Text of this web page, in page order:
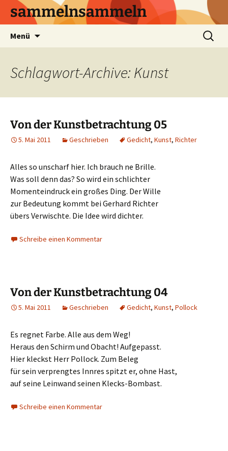
sammelnsammeln
Menü
Suchen
nach:
Schlagwort-Archive: Kunst
Von der Kunstbetrachtung 05
5. Mai 2011 Geschrieben Gedicht, Kunst, Richter
Alles so unscharf hier. Ich brauch ne Brille.
Was soll denn das? So wird ein schlichter
Momenteindruck ein großes Ding. Der Wille
zur Bedeutung kommt bei Gerhard Richter
übers Verwischte. Die Idee wird dichter.
Schreibe einen Kommentar
Von der Kunstbetrachtung 04
5. Mai 2011 Geschrieben Gedicht, Kunst, Pollock
Es regnet Farbe. Alle aus dem Weg!
Heraus den Schirm und Obacht! Aufgepasst.
Hier kleckst Herr Pollock. Zum Beleg
für sein verprengtes Innres spitzt er, ohne Hast,
auf seine Leinwand seinen Klecks-Bombast.
Schreibe einen Kommentar